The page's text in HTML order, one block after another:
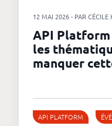
12 MAI 2026 - PAR CÉCILE
API Platform
les
manquer
API PLATFORM